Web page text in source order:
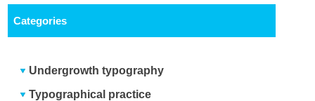
Categories
Undergrowth typography
Typographical practice